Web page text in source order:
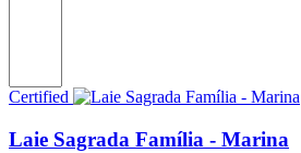
Certified
Laie Sagrada Família - Marina